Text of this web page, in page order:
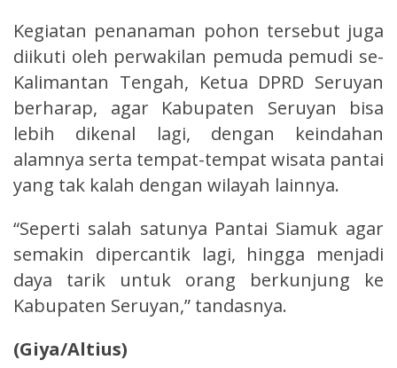
Kegiatan penanaman pohon tersebut juga
diikuti oleh perwakilan pemuda pemudi se-
Kalimantan Tengah, Ketua DPRD Seruyan
berharap, agar Kabupaten Seruyan bisa
lebih dikenal lagi, dengan keindahan
alamnya serta tempat-tempat wisata pantai
yang tak kalah dengan wilayah lainnya.
“Seperti salah satunya Pantai Siamuk agar
semakin dipercantik lagi, hingga menjadi
daya tarik untuk orang berkunjung ke
Kabupaten Seruyan,” tandasnya.
(Giya/Altius)